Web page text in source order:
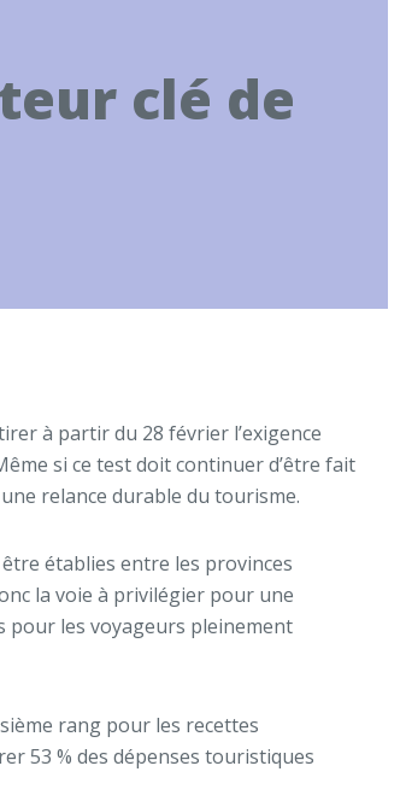
clé de
à partir du 28 février l’exigence
si ce test doit continuer d’être fait
relance durable du tourisme.
établies entre les provinces
la voie à privilégier pour une
pour les voyageurs pleinement
rang pour les recettes
53 % des dépenses touristiques